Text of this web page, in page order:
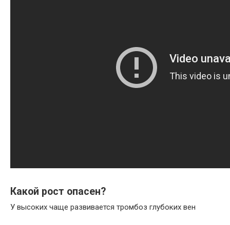
Какой рост опасен?
У высоких чаще развивается тромбоз глубоких вен